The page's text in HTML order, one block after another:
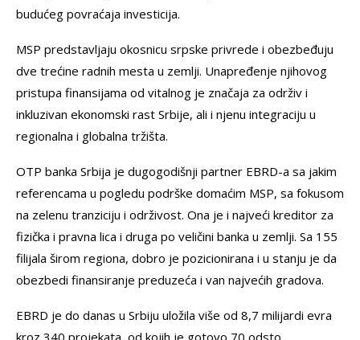
budućeg povraćaja investicija.
MSP predstavljaju okosnicu srpske privrede i obezbeđuju
dve trećine radnih mesta u zemlјi. Unapređenje njihovog
pristupa finansijama od vitalnog je značaja za održiv i
inkluzivan ekonomski rast Srbije, ali i njenu integraciju u
regionalna i globalna tržišta.
OTP banka Srbija je dugogodišnji partner EBRD-a sa jakim
referencama u pogledu podrške domaćim MSP, sa fokusom
na zelenu tranziciju i održivost. Ona je i najveći kreditor za
fizička i pravna lica i druga po veličini banka u zemlјi. Sa 155
filijala širom regiona, dobro je pozicionirana i u stanju je da
obezbedi finansiranje preduzeća i van najvećih gradova.
EBRD je do danas u Srbiju uložila više od 8,7 milijardi evra